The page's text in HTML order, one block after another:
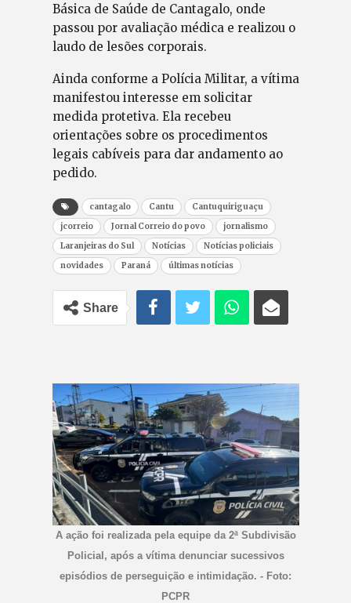
Básica de Saúde de Cantagalo, onde
passou por avaliação médica e realizou o
laudo de lesões corporais.
Ainda conforme a Polícia Militar, a vítima
manifestou interesse em solicitar
medida protetiva. Ela recebeu
orientações sobre os procedimentos
legais cabíveis para dar andamento ao
pedido.
cantagalo Cantu
Cantuquiriguaçu
jcorreio
Jornal Correio do povo
jornalismo
Laranjeiras do Sul
Notícias
Notícias policiais
novidades
Paraná últimas notícias
Share
A ação foi realizada pela equipe da 2ª Subdivisão
Policial, após a vítima denunciar sucessivos
episódios de perseguição e intimidação. - Foto:
PCPR